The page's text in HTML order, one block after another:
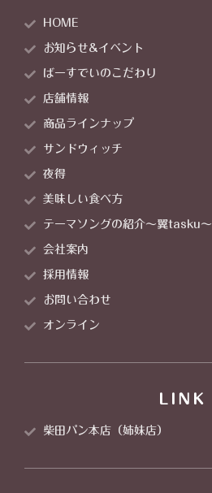
HOME
お知らせ&イベント
ばーすでいのこだわり
店舗情報
商品ラインナップ
サンドウィッチ
夜得
美味しい食べ方
テーマソングの紹介～翼tasku～
会社案内
採用情報
お問い合わせ
オンライン
LINK
柴田パン本店（姉妹店）